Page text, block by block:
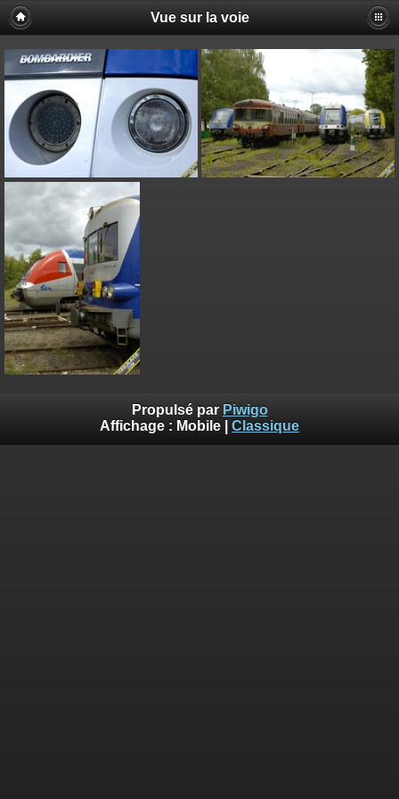
Vue sur la voie
Propulsé par Piwigo
Affichage : Mobile Classique